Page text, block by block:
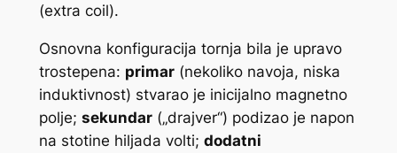
(extra coil).
Osnovna konfiguracija tornja bila je upravo
trostepena: primar(nekoliko navoja, niska
induktivnost) stvarao je inicijalno magnetno
polje; sekundar(„drajver“) podizao je napon
na stotine hiljada volti; dodatni